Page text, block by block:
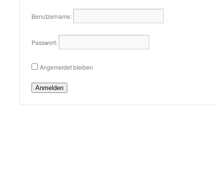
Benutzername:
Passwort:
Angemeldet bleiben
Anmelden